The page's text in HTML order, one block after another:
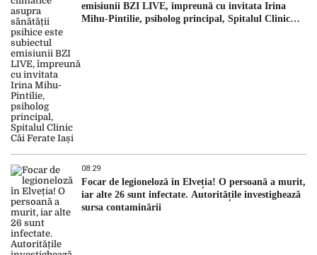
emisiunii BZI LIVE, împreună cu invitata Irina
Mihu-Pintilie, psiholog principal, Spitalul Clinic
08:29
Focar de legioneloză în Elveția! O persoană a murit,
iar alte 26 sunt infectate. Autoritățile investighează
sursa contaminării